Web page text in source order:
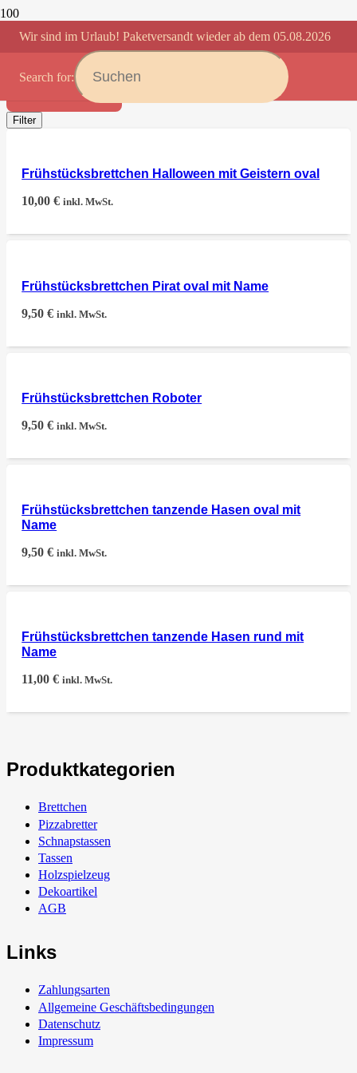
Wir sind im Urlaub! Paketversandt wieder ab dem 05.08.2026
Search for:
SEERÄUBERBRETT
Anwenden
Filter
Frühstücksbrettchen Halloween mit Geistern oval
10,00€ inkl. MwSt.
Frühstücksbrettchen Pirat oval mit Name
9,50€ inkl. MwSt.
Frühstücksbrettchen Roboter
9,50€ inkl. MwSt.
Frühstücksbrettchen tanzende Hasen oval mit
Name
9,50€ inkl. MwSt.
Frühstücksbrettchen tanzende Hasen rund mit
Name
11,00€ inkl. MwSt.
Produktkategorien
Brettchen
Pizzabretter
Schnapstassen
Tassen
Holzspielzeug
Dekoartikel
AGB
Links
Zahlungsarten
Allgemeine Geschäftsbedingungen
Datenschutz
Impressum